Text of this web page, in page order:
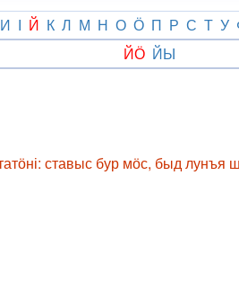
И І Й К Л М Н О Ӧ П Р С Т У
ЙӦ ЙЫ
ставыс бур мӧс, быд лунъя